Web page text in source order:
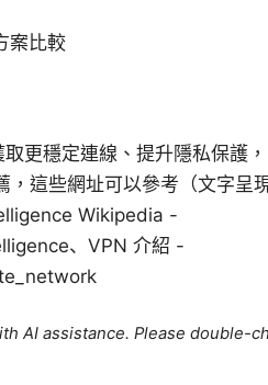
案比較
更穩定連線、提升隱私保護
，這些網址可以參考（文字呈
Wikipedia -
、VPN 介紹 -
AI assistance. Please double-